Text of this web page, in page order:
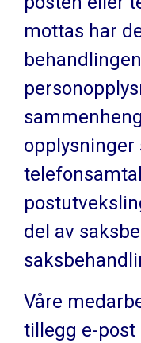
mottas har
del av
Våre
tillegg e-